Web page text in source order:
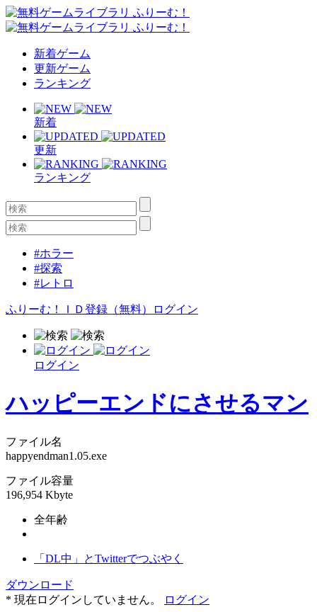
新着ゲーム
更新ゲーム
ランキング
新着
更新
ランキング
#ホラー
#探索
#レトロ
ふりーむ！ＩＤ登録（無料） ログイン
ログイン
ハッピーエンドにさせるマン
ファイル名
happyendman1.05.exe
ファイル容量
196,954 Kbyte
全年齢
「DL中」とTwitterでつぶやく
ダウンロード
* 現在ログインしていません。
ログイン